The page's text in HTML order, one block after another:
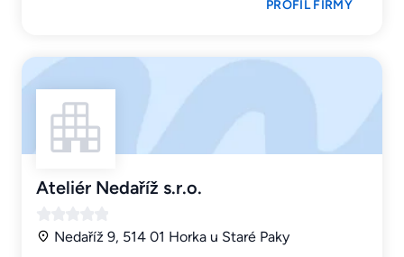
PROFIL FIRMY
Ateliér Nedaříž s.r.o.
Nedaříž 9, 514 01 Horka u Staré Paky